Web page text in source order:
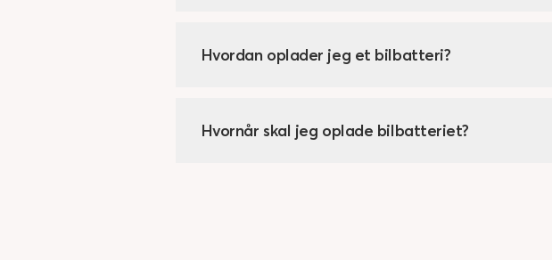
Hvordan oplader jeg et bilbatteri?
Hvornår skal jeg oplade bilbatteriet?